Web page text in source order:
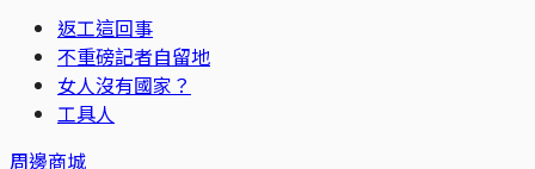
返工這回事
不重磅記者自留地
女人沒有國家？
工具人
周邊商城